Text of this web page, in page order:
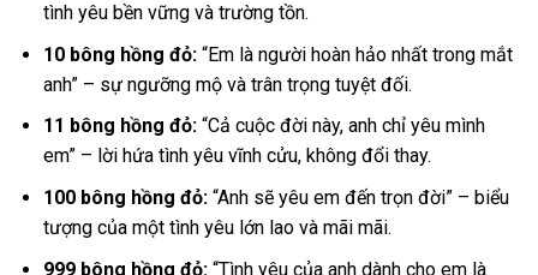
tình yêu bền vững và trường tồn.
10 bông hồng đỏ:“Em là người hoàn hảo nhất trong mắt
anh” – sự ngưỡng mộ và trân trọng tuyệt đối.
11 bông hồng đỏ:“Cả cuộc đời này, anh chỉ yêu mình
em” – lời hứa tình yêu vĩnh cửu, không đổi thay.
100 bông hồng đỏ:“Anh sẽ yêu em đến trọn đời” – biểu
tượng của một tình yêu lớn lao và mãi mãi.
999 bông hồng đỏ:“Tình yêu của anh dành cho em là